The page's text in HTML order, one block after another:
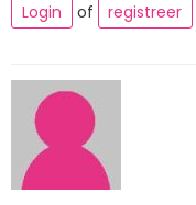
Login
of registreer